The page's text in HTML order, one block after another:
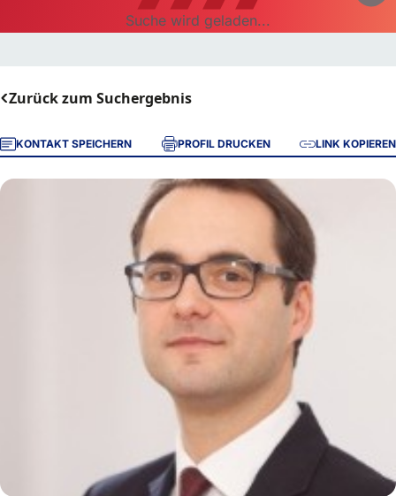
Suche wird geladen...
Zurück zum Suchergebnis
KONTAKT SPEICHERN PROFIL DRUCKEN LINK KOPIEREN